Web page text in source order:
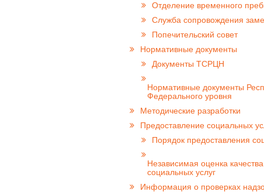
Отделение временного
Cлужба сопровождения
Попечительский совет
Нормативные документы
Документы ТСРЦН
Нормативные документы
Федерального уровня
Методические разработки
Предоставление социальных
Порядок предоставления
Независимая оценка
социальных услуг
Информация о проверках